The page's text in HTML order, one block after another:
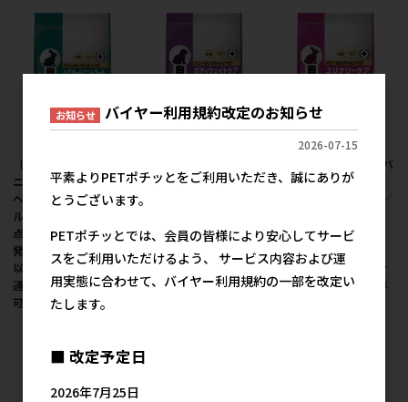
［イースター(直送)］バ
ニーセレクションプロ
ヘアボールコントロー
ル 400g／ 1ケース（10
点） ※発注単位・最低
発注数量(混載10ケース
以上)にご注意下さい ●
通販サイト掲載販売不
可 ＜専門店商材＞
ニーセレクションプロ
点） ※発注単位・最低
発注数量(混載10ケース
以上)にご注意下さい ●
通販サイト掲載販売不
［イースター(直送)］バ
ニーセレクションプロ
注単位・最低発注数量
(混載10ケース以上)に
ご注意下さい ●通販サ
イト掲載販売不可 ＜専
お知らせ バイヤー利用規約改定のお知らせ
2026-07-15
平素よりPETポチッとをご利用いただき、誠にありが
とうございます。
PETポチッとでは、会員の皆様により安心してサービ
スをご利用いただけるよう、 サービス内容および運
用実態に合わせて、バイヤー利用規約の一部を改定い
たします。
■ 改定予定日
2026年7月25日